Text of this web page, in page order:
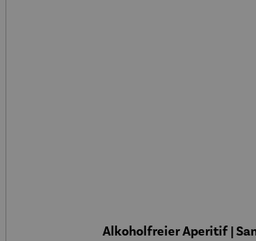
Alkoholfreier Aperitif |